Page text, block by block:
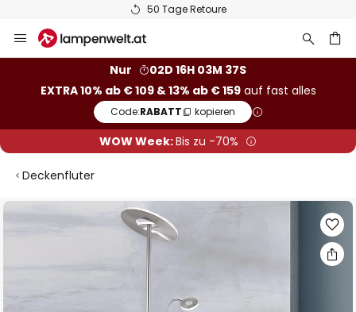
50 Tage Retoure
Inhalt
Nur
02D 16H 03M 36S
EXTRA 10% ab € 109 & 13% ab € 159auf fast alles
Code:RABATT kopieren
WOW Week:Bis zu -70%
Deckenfluter
Zum
springen